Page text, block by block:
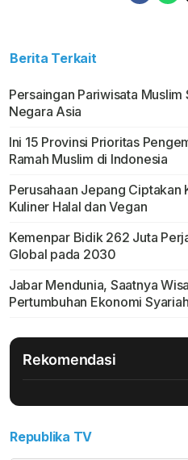
Berita Terkait
Persaingan Pariwisata
Negara Asia
Ini 15 Provinsi Prioritas
Ramah Muslim di Indonesia
Perusahaan Jepang Ciptakan
Kuliner Halal dan Vegan
Kemenpar Bidik 262 Juta
Global pada 2030
Jabar Mendunia, Saatnya
Pertumbuhan Ekonomi
Rekomendasi
Republika TV